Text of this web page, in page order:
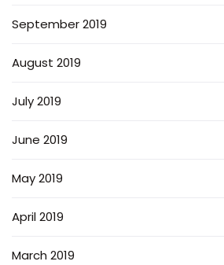
September 2019
August 2019
July 2019
June 2019
May 2019
April 2019
March 2019